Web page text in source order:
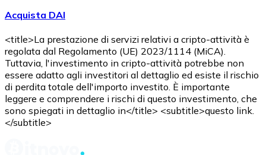
Acquista DAI
<title>La prestazione di servizi relativi a cripto-attività è
regolata dal Regolamento (UE) 2023/1114 (MiCA).
Tuttavia, l'investimento in cripto-attività potrebbe non
essere adatto agli investitori al dettaglio ed esiste il rischio
di perdita totale dell'importo investito. È importante
leggere e comprendere i rischi di questo investimento, che
sono spiegati in dettaglio in</title> <subtitle>questo link.
</subtitle>